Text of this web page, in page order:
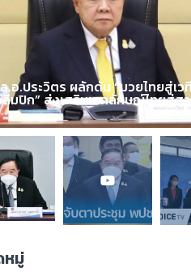
.อ.ประวิตร ผลักดัน “มวยไทยสู่เวที
ลิมปิก” ส่งเสริมเอกลักษณ์ไทยสู่ส
หมู่